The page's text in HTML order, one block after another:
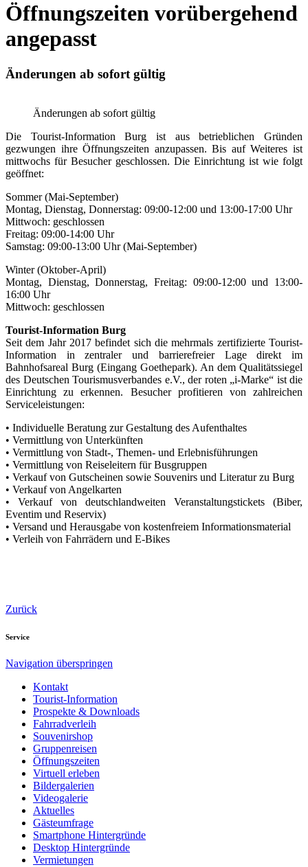
Öffnungszeiten vorübergehend
angepasst
Änderungen ab sofort gültig
Änderungen ab sofort gültig
Die Tourist-Information Burg ist aus betrieblichen Gründen
gezwungen ihre Öffnungszeiten anzupassen. Bis auf Weiteres ist
mittwochs für Besucher geschlossen. Die Einrichtung ist wie folgt
geöffnet:
Sommer (Mai-September)
Montag, Dienstag, Donnerstag: 09:00-12:00 und 13:00-17:00 Uhr
Mittwoch: geschlossen
Freitag: 09:00-14:00 Uhr
Samstag: 09:00-13:00 Uhr (Mai-September)
Winter (Oktober-April)
Montag, Dienstag, Donnerstag, Freitag: 09:00-12:00 und 13:00-
16:00 Uhr
Mittwoch: geschlossen
Tourist-Information Burg
Seit dem Jahr 2017 befindet sich die mehrmals zertifizierte Tourist-
Information in zentraler und barrierefreier Lage direkt im
Bahnhofsareal Burg (Eingang Goethepark). An dem Qualitätssiegel
des Deutschen Tourismusverbandes e.V., der roten „i-Marke“ ist die
Einrichtung zu erkennen. Besucher profitieren von zahlreichen
Serviceleistungen:
• Individuelle Beratung zur Gestaltung des Aufenthaltes
• Vermittlung von Unterkünften
• Vermittlung von Stadt-, Themen- und Erlebnisführungen
• Vermittlung von Reiseleitern für Busgruppen
• Verkauf von Gutscheinen sowie Souvenirs und Literatur zu Burg
• Verkauf von Angelkarten
• Verkauf von deutschlandweiten Veranstaltungstickets (Biber,
Eventim und Reservix)
• Versand und Herausgabe von kostenfreiem Informationsmaterial
• Verleih von Fahrrädern und E-Bikes
Zurück
Service
Navigation überspringen
Kontakt
Tourist-Information
Prospekte & Downloads
Fahrradverleih
Souvenirshop
Gruppenreisen
Öffnungszeiten
Virtuell erleben
Bildergalerien
Videogalerie
Aktuelles
Gästeumfrage
Smartphone Hintergründe
Desktop Hintergründe
Vermietungen